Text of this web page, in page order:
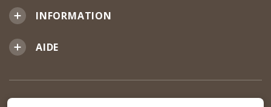
INFORMATION
AIDE